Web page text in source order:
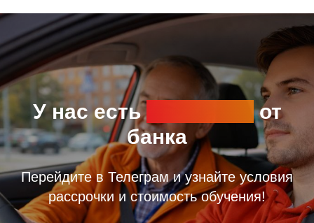
У нас естьрассрочка от
банка
Перейдите в Телеграм и узнайте условия
рассрочки и стоимость обучения!